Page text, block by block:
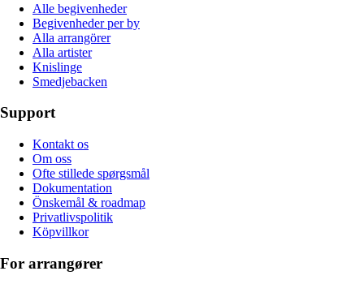
Alle begivenheder
Begivenheder per by
Alla arrangörer
Alla artister
Knislinge
Smedjebacken
Support
Kontakt os
Om oss
Ofte stillede spørgsmål
Dokumentation
Önskemål & roadmap
Privatlivspolitik
Köpvillkor
For arrangører